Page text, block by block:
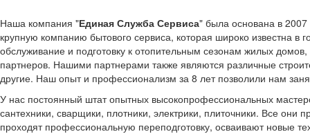
Наша компания "Единая Служба Сервиса" была основана в
крупную компанию бытового сервиса, которая широко известна
обслуживание и подготовку к отопительным сезонам жилых
партнеров. Нашими партнерами также являются различные
другие. Наш опыт и профессионализм за 8 лет позволили нам
У нас постоянный штат опытных высокопрофессиональных
сантехники, сварщики, плотники, электрики, плиточники. Все
проходят профессиональную переподготовку, осваивают новые